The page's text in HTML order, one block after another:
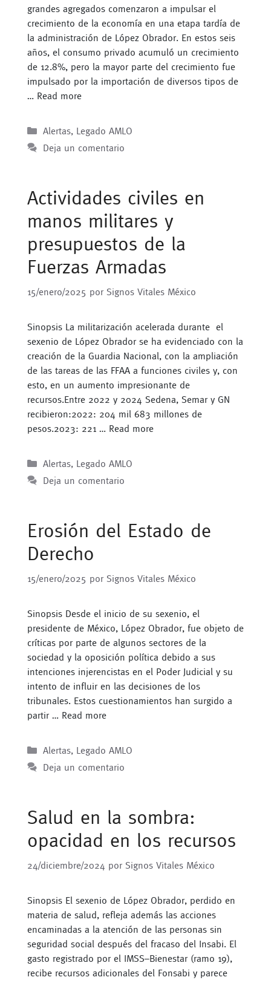
grandes agregados comenzaron a impulsar el
crecimiento de la economía en una etapa tardía de
la administración de López Obrador. En estos seis
años, el consumo privado acumuló un crecimiento
de 12.8%, pero la mayor parte del crecimiento fue
impulsado por la importación de diversos tipos de
… Read more
Categorías
Alertas, Legado AMLO
Deja un comentario
Actividades civiles en
manos militares y
presupuestos de la
Fuerzas Armadas
15/enero/2025 por Signos Vitales México
Sinopsis La militarización acelerada durante el
sexenio de López Obrador se ha evidenciado con la
creación de la Guardia Nacional, con la ampliación
de las tareas de las FFAA a funciones civiles y, con
esto, en un aumento impresionante de
recursos.Entre 2022 y 2024 Sedena, Semar y GN
recibieron:2022: 204 mil 683 millones de
pesos.2023: 221 … Read more
Categorías
Alertas, Legado AMLO
Deja un comentario
Erosión del Estado de
Derecho
15/enero/2025 por Signos Vitales México
Sinopsis Desde el inicio de su sexenio, el
presidente de México, López Obrador, fue objeto de
críticas por parte de algunos sectores de la
sociedad y la oposición política debido a sus
intenciones injerencistas en el Poder Judicial y su
intento de influir en las decisiones de los
tribunales. Estos cuestionamientos han surgido a
partir … Read more
Categorías
Alertas, Legado AMLO
Deja un comentario
Salud en la sombra:
opacidad en los recursos
24/diciembre/2024 por Signos Vitales México
Sinopsis El sexenio de López Obrador, perdido en
materia de salud, refleja además las acciones
encaminadas a la atención de las personas sin
seguridad social después del fracaso del Insabi. El
gasto registrado por el IMSS–Bienestar (ramo 19),
recibe recursos adicionales del Fonsabi y parece